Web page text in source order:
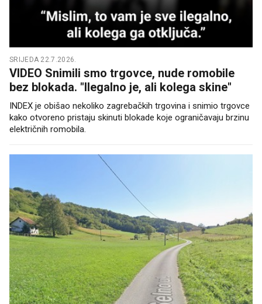
SRIJEDA 22.7.2026.
VIDEO Snimili smo trgovce, nude romobile
bez blokada. "Ilegalno je, ali kolega skine"
INDEX je obišao nekoliko zagrebačkih trgovina i snimio trgovce
kako otvoreno pristaju skinuti blokade koje ograničavaju brzinu
električnih romobila.